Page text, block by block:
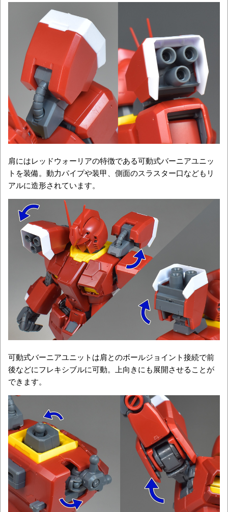
肩にはレッドウォーリアの特徴である可動式バーニアユニッ
トを装備。動力パイプや装甲、側面のスラスター口などもリ
アルに造形されています。
可動式バーニアユニットは肩とのボールジョイント接続で前
後などにフレキシブルに可動。上向きにも展開させることが
できます。